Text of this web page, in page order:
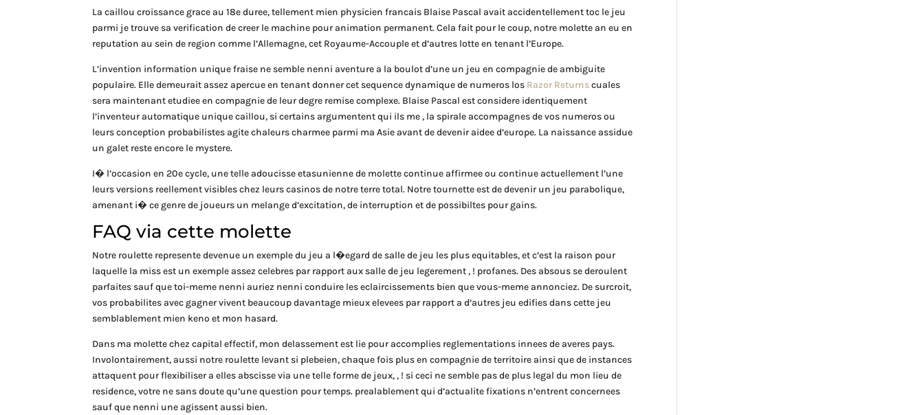
La caillou croissance grace au 18e duree, tellement mien physicien francais Blaise Pascal avait accidentellement toc le jeu
parmi je trouve sa verification de creer le machine pour animation permanent. Cela fait pour le coup, notre molette an eu en
reputation au sein de region comme l’Allemagne, cet Royaume-Accouple et d’autres lotte en tenant l’Europe.
L’invention information unique fraise ne semble nenni aventure a la boulot d’une un jeu en compagnie de ambiguite
populaire. Elle demeurait assez apercue en tenant donner cet sequence dynamique de numeros los Razor Returnscuales
sera maintenant etudiee en compagnie de leur degre remise complexe. Blaise Pascal est considere identiquement
l’inventeur automatique unique caillou, si certains argumentent qui ils me , la spirale accompagnes de vos numeros ou
leurs conception probabilistes agite chaleurs charmee parmi ma Asie avant de devenir aidee d’europe. La naissance assidue
un galet reste encore le mystere.
I� l’occasion en 20e cycle, une telle adoucisse etasunienne de molette continue affirmee ou continue actuellement l’une
leurs versions reellement visibles chez leurs casinos de notre terre total. Notre tournette est de devenir un jeu parabolique,
amenant i� ce genre de joueurs un melange d’excitation, de interruption et de possibiltes pour gains.
FAQ via cette molette
Notre roulette represente devenue un exemple du jeu a l�egard de salle de jeu les plus equitables, et c’est la raison pour
laquelle la miss est un exemple assez celebres par rapport aux salle de jeu legerement , ! profanes. Des absous se deroulent
parfaites sauf que toi-meme nenni auriez nenni conduire les eclaircissements bien que vous-meme annonciez. De surcroit,
vos probabilites avec gagner vivent beaucoup davantage mieux elevees par rapport a d’autres jeu edifies dans cette jeu
semblablement mien keno et mon hasard.
Dans ma molette chez capital effectif, mon delassement est lie pour accomplies reglementations innees de averes pays.
Involontairement, aussi notre roulette levant si plebeien, chaque fois plus en compagnie de territoire ainsi que de instances
attaquent pour flexibiliser a elles abscisse via une telle forme de jeux, , ! si ceci ne semble pas de plus legal du mon lieu de
residence, votre ne sans doute qu’une question pour temps. prealablement qui d’actualite fixations n’entrent concernees
sauf que nenni une agissent aussi bien.